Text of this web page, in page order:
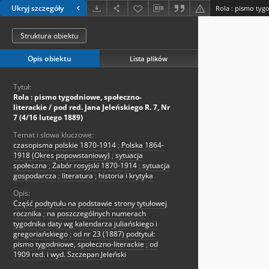
Ukryj szczegóły
Struktura obiektu
Opis obiektu Lista plików
Tytuł:
Rola : pismo tygodniowe, społeczno-
literackie / pod red. Jana Jeleńskiego R. 7, Nr
7 (4/16 lutego 1889)
Temat i słowa kluczowe:
czasopisma polskie 1870-1914 ; Polska 1864-
1918 (Okres popowstaniowy) ; sytuacja
społeczna ; Zabór rosyjski 1870-1914 ; sytuacja
gospodarcza ; literatura ; historia i krytyka
Opis:
Część podtytułu na podstawie strony tytułowej
rocznika ; na poszczególnych numerach
tygodnika daty wg kalendarza juliańskiego i
gregoriańskiego ; od nr 23 (1887) podtytuł:
pismo tygodniowe, społeczno-literackie ; od
1909 red. i wyd. Szczepan Jeleński